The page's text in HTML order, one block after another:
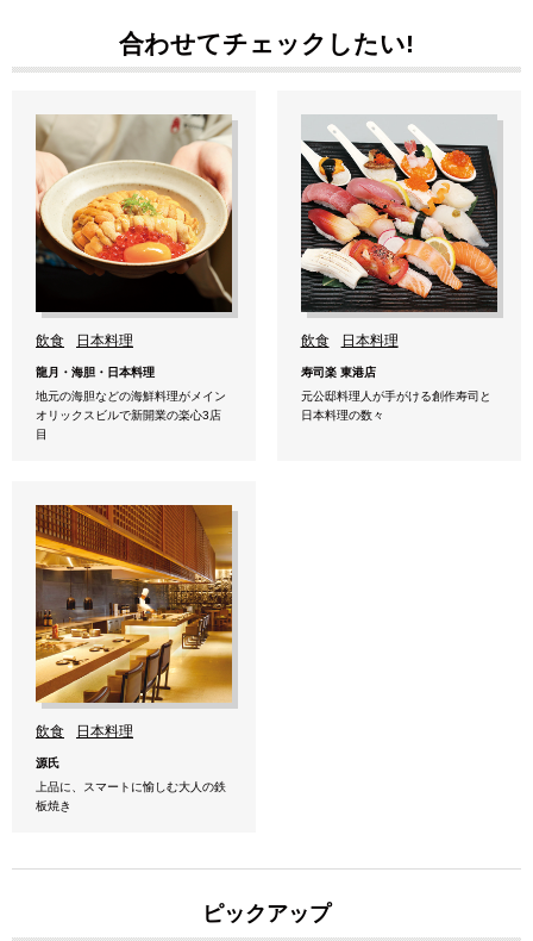
合わせてチェックしたい!
飲食 日本料理
龍月・海胆・日本料理
地元の海胆などの海鮮料理がメイン
オリックスビルで新開業の楽心3店
目
飲食 日本料理
寿司楽 東港店
元公邸料理人が手がける創作寿司と
日本料理の数々
飲食 日本料理
源氏
上品に、スマートに愉しむ大人の鉄
板焼き
ピックアップ